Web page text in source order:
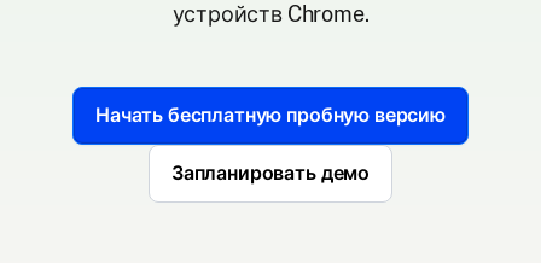
устройств Chrome.
Начать бесплатную пробную версию
Запланировать демо